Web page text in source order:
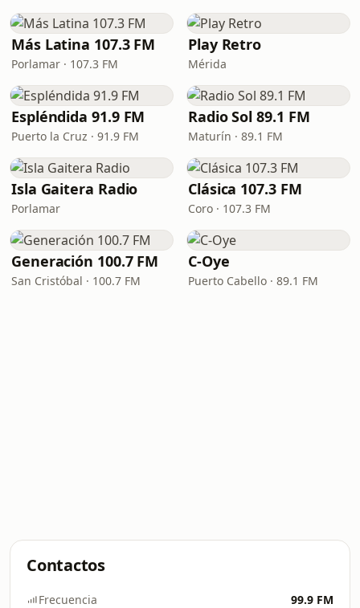
Más Latina 107.3 FM
Porlamar · 107.3 FM
Play Retro
Mérida
Espléndida 91.9 FM
Puerto la Cruz · 91.9 FM
Radio Sol 89.1 FM
Maturín · 89.1 FM
Isla Gaitera Radio
Porlamar
Clásica 107.3 FM
Coro · 107.3 FM
Generación 100.7 FM
San Cristóbal · 100.7 FM
C-Oye
Puerto Cabello · 89.1 FM
Contactos
Frecuencia 99.9 FM